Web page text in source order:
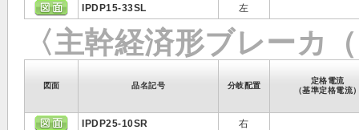
IPDP15-33SL
左
〈主幹経済形ブレーカ
図面 品名記号 分岐配置
定格電流
（基準定格電流
IPDP25-10SR 右